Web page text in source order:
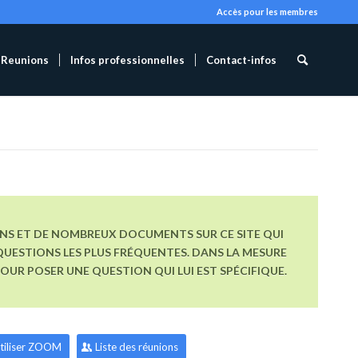
Accès pour les membres
Reunions Infos professionnelles Contact-infos
ET DE NOMBREUX DOCUMENTS SUR CE SITE QUI
LES PLUS FRÉQUENTES. DANS LA MESURE
POSER UNE QUESTION QUI LUI EST SPÉCIFIQUE.
ZOOM Liste des réunions